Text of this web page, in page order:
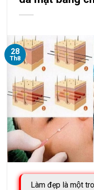
28
Th8
Làm đẹp là một